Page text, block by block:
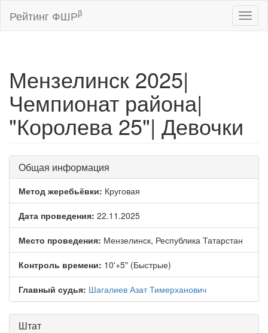
Рейтинг ФШРβ
Мензелинск 2025|
Чемпионат района|
"Королева 25"| Девочки
Общая информация
Метод жеребьёвки: Круговая
Дата проведения: 22.11.2025
Место проведения: Мензелинск, Республика Татарстан
Контроль времени: 10'+5" (Быстрые)
Главный судья: Шагалиев Азат Тимерханович
Штат